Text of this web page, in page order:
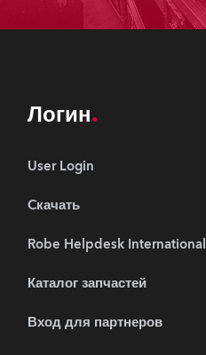
Логин
User Login
Cкачать
Robe Helpdesk International
Каталог запчастей
Вход для партнеров